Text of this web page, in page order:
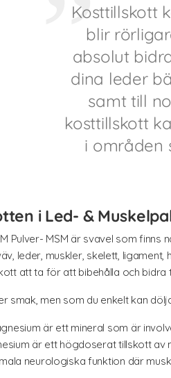
Kosttillskott
blir
absolut
dina leder
samt till
kosttillskott
i områden
i Led- &
Pulver- MSM är svavel som
leder, muskler, skelett,
att ta för att bibehålla och bidra
smak, men som du enkelt kan
är ett mineral som är
är ett högdoserat tillskott
neurologiska funktion där